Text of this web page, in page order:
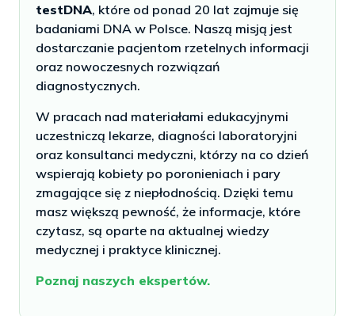
testDNA, które od ponad 20 lat zajmuje się
badaniami DNA w Polsce. Naszą misją jest
dostarczanie pacjentom rzetelnych informacji
oraz nowoczesnych rozwiązań
diagnostycznych.
W pracach nad materiałami edukacyjnymi
uczestniczą lekarze, diagności laboratoryjni
oraz konsultanci medyczni, którzy na co dzień
wspierają kobiety po poronieniach i pary
zmagające się z niepłodnością. Dzięki temu
masz większą pewność, że informacje, które
czytasz, są oparte na aktualnej wiedzy
medycznej i praktyce klinicznej.
Poznaj naszych ekspertów.